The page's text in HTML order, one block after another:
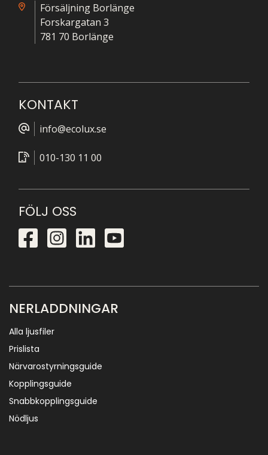
Försäljning Borlänge
Forskargatan 3
781 70 Borlänge
KONTAKT
info@ecolux.se
010-130 11 00
FÖLJ OSS
NERLADDNINGAR
Alla ljusfiler
Prislista
Närvarostyrningsguide
Kopplingsguide
Snabbkopplingsguide
Nödljus